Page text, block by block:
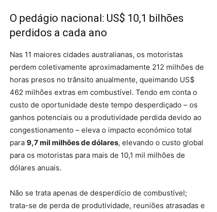
O pedágio nacional: US$ 10,1 bilhões
perdidos a cada ano
Nas 11 maiores cidades australianas, os motoristas
perdem coletivamente aproximadamente 212 milhões de
horas presos no trânsito anualmente, queimando US$
462 milhões extras em combustível. Tendo em conta o
custo de oportunidade deste tempo desperdiçado – os
ganhos potenciais ou a produtividade perdida devido ao
congestionamento – eleva o impacto económico total
para 9,7 mil milhões de dólares, elevando o custo global
para os motoristas para mais de 10,1 mil milhões de
dólares anuais.
Não se trata apenas de desperdício de combustível;
trata-se de perda de produtividade, reuniões atrasadas e